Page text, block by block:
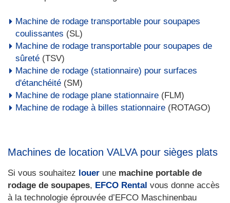
Machine de rodage transportable pour soupapes
coulissantes (SL)
Machine de rodage transportable pour soupapes de
sûreté (TSV)
Machine de rodage (stationnaire) pour surfaces
d'étanchéité (SM)
Machine de rodage plane stationnaire (FLM)
Machine de rodage à billes stationnaire (ROTAGO)
Machines de location VALVA pour sièges plats
Si vous souhaitez louer une machine portable de
rodage de soupapes, EFCO Rental vous donne accès
à la technologie éprouvée d’EFCO Maschinenbau